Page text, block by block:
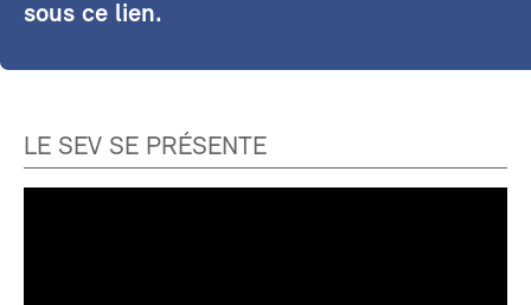
sous ce lien.
LE SEV SE PRÉSENTE